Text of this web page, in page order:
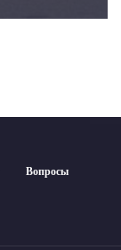
Вопросы